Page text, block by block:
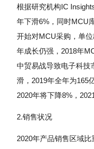
根据研究机构IC
年下滑6%，同时MCU
开始对MCU采购，单
年成长仍强，2018年
中贸易战导致电子科技
滑，2019年全年为165
2020年将下降8%，
2.销售状况
2020年产品销售区域比